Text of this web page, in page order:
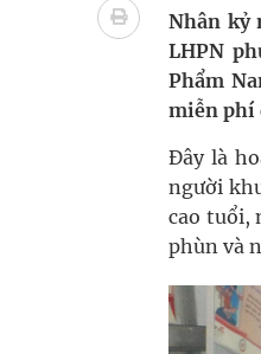
Không chỉ cắt
Bệnh viện
Ung thư thận:
Nhiều chuỗi
Súp lơ xanh
Nhân kỷ
LHPN
Phẩm
miễn phí
Đây là
người
cao tuổi,
phùn và